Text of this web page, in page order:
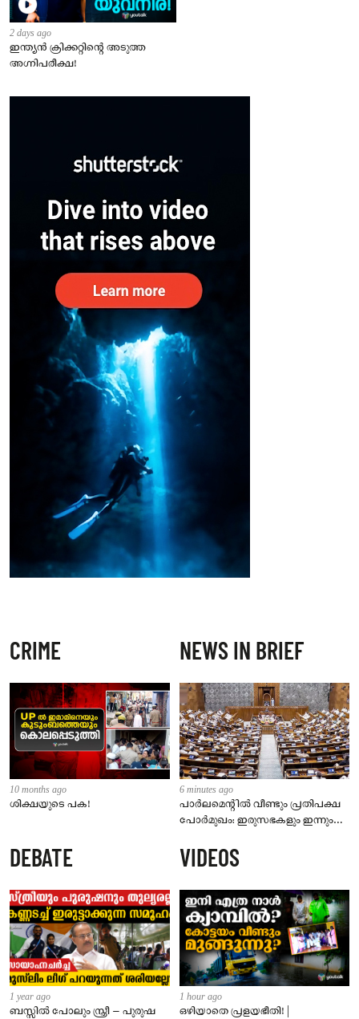
2 days ago
ഇന്ത്യന്‍ ക്രിക്കറ്റിന്റെ അടുത്ത
അഗ്നിപരീക്ഷ!
CRIME
10 months ago
ശിക്ഷയുടെ പക!
NEWS IN BRIEF
6 minutes ago
പാർലമെന്റിൽ വീണ്ടും പ്രതിപക്ഷ
പോർമുഖം: ഇരുസഭകളും ഇന്നും
നൽകണമെന്ന് ആവശ്യം
DEBATE
1 year ago
ബസ്സിൽ പോലും സ്ത്രീ – പുരുഷ
VIDEOS
1 hour ago
ഒഴിയാതെ പ്രളയഭീതി! |